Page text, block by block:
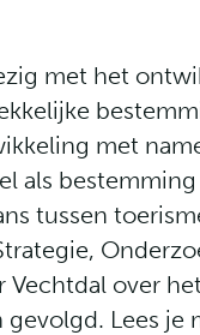
met het
met
als
tussen
Vechtdal over
Lees je